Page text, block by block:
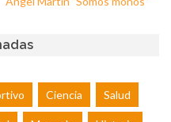
Ciencia Salud